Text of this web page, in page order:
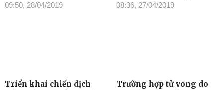
09:50, 28/04/2019 08:36, 27/04/2019
Triển khai chiến dịch
Trường hợp tử vong do